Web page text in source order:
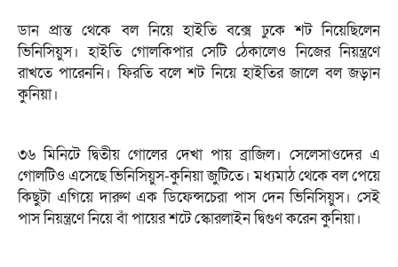
ডান প্রান্ত থেকে বল নিয়ে হাইতি বক্সে ঢুকে শট নিয়েছিলেন
ভিনিসিয়ুস। হাইতি গোলকিপার সেটি ঠেকালেও নিজের নিয়ন্ত্রণে
রাখতে পারেননি। ফিরতি বলে শট নিয়ে হাইতির জালে বল জড়ান
কুনিয়া।
৩৬ মিনিটে দ্বিতীয় গোলের দেখা পায় ব্রাজিল। সেলেসাওদের এ
গোলটিও এসেছে ভিনিসিয়ুস-কুনিয়া জুটিতে। মধ্যমাঠ থেকে বল পেয়ে
কিছুটা এগিয়ে দারুণ এক ডিফেন্সচেরা পাস দেন ভিনিসিয়ুস। সেই
পাস নিয়ন্ত্রণে নিয়ে বাঁ পায়ের শটে স্কোরলাইন দ্বিগুণ করেন কুনিয়া।